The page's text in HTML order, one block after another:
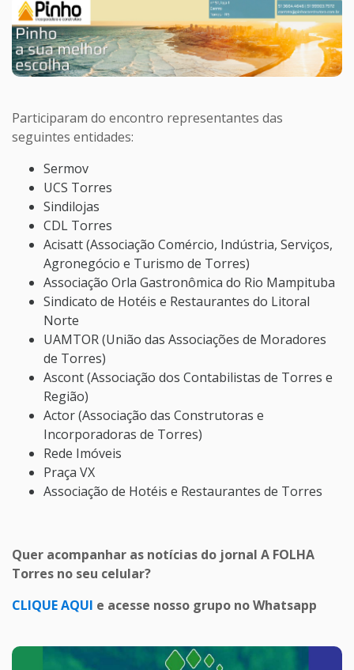
Participaram do encontro representantes das
seguintes entidades:
Sermov
UCS Torres
Sindilojas
CDL Torres
Acisatt (Associação Comércio, Indústria, Serviços,
Agronegócio e Turismo de Torres)
Associação Orla Gastronômica do Rio Mampituba
Sindicato de Hotéis e Restaurantes do Litoral
Norte
UAMTOR (União das Associações de Moradores
de Torres)
Ascont (Associação dos Contabilistas de Torres e
Região)
Actor (Associação das Construtoras e
Incorporadoras de Torres)
Rede Imóveis
Praça VX
Associação de Hotéis e Restaurantes de Torres
Quer acompanhar as notícias do jornal A FOLHA
Torres no seu celular?
CLIQUE AQUI e acesse nosso grupo no Whatsapp